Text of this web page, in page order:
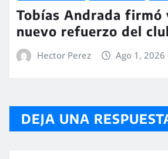
Tobías Andrada firmó
nuevo refuerzo del
Hector Perez Ago 1, 2026
DEJA UNA